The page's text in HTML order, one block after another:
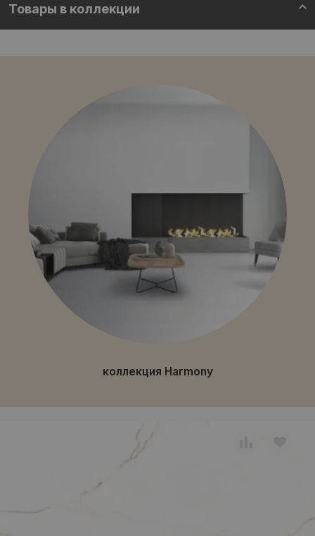
Товары в коллекции
коллекция Harmony